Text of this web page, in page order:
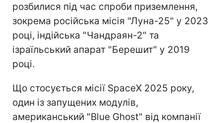
розбилися під час спроби приземлення,
зокрема російська місія "Луна-25" у 2023
році, індійська "Чандраян-2" та
ізраїльський апарат "Берешит" у 2019
році.
Що стосується місії SpaceX 2025 року,
один із запущених модулів,
американський "Blue Ghost" від компанії